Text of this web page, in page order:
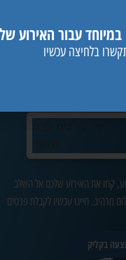
קחו את האירוע שלכם אל השלב
מרהיב. חייגו עכשיו לקבלת פרטים
בקליק
עבור האירוע
בלחיצה עכשיו